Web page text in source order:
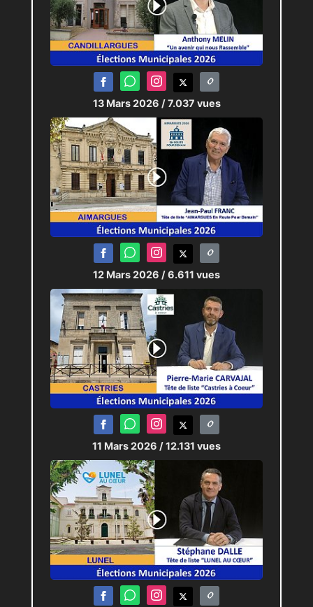
13 Mars 2026 / 7.037 vues
12 Mars 2026 / 6.611 vues
11 Mars 2026 / 12.131 vues